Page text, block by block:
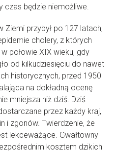
czas będzie niemożliwe.
Ziemi przybył po 127 latach,
cholery, z których
połowie XIX wieku, gdy
od kilkudziesięciu do nawet
historycznych, przed 1950
na dokładną ocenę
mniejsza niż dziś. Dziś
przez każdy kraj,
i zgonów. Twierdzenie, że
lekceważące. Gwałtowny
kosztem dzikich